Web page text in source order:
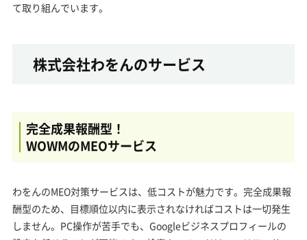
て取り組んでいます。
株式会社わをんのサービス
完全成果報酬型！
WOWMのMEOサービス
わをんのMEO対策サービスは、低コストが魅力です。完全成果報
酬型のため、目標順位以内に表示されなければコストは一切発生
しません。PC操作が苦手でも、Googleビジネスプロフィールの